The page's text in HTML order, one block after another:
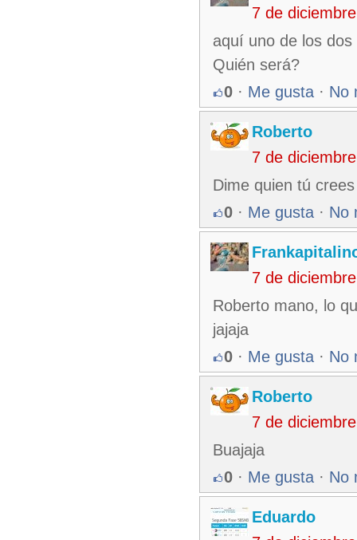
7 de
aquí uno de los
Quién será?
0 · Me gusta · No
Roberto
7 de
Dime quien tú
0 · Me gusta · No
7 de
Roberto mano, lo
jajaja
0 · Me gusta · No
Roberto
7 de
Buajaja
0 · Me gusta · No
Eduardo